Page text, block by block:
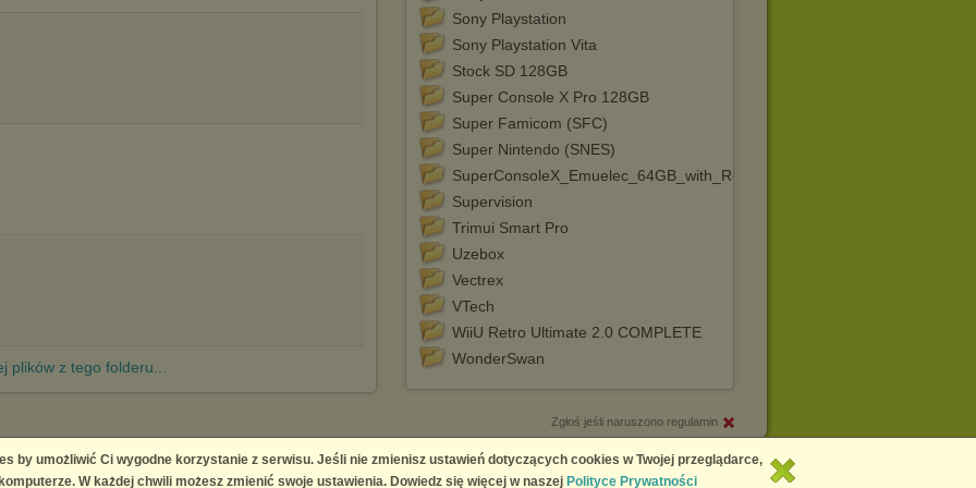
Sony Playstation
Sony Playstation Vita
Stock SD 128GB
Super Console X Pro 128GB
Super Famicom (SFC)
Super Nintendo (SNES)
SuperConsoleX_Emuelec_64GB_with_Roms
Supervision
Trimui Smart Pro
Uzebox
Vectrex
VTech
WiiU Retro Ultimate 2.0 COMPLETE
WonderSwan
plików z tego folderu...
Zgłoś jeśli naruszono regulamin
infringement
Copyright © 2026Chomikuj.pl
by umożliwić Ci wygodne korzystanie z serwisu. Jeśli nie zmienisz ustawień dotyczących cookies w Twojej przeglądarce,
W każdej chwili możesz zmienić swoje ustawienia. Dowiedz się więcej w naszej Polityce Prywatności